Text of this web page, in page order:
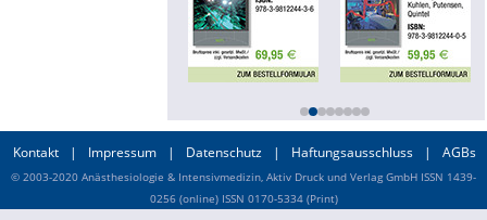
Kongresskalender
Kontakt | Impressum | Datenschutz | Haftungsausschluss | AGBs
© 2003-2020 Anästhesiologie & Intensivmedizin, Aktiv Druck und Verlag GmbH ISSN 1439-
0256 (online) ISSN 0170-5334 (Print)